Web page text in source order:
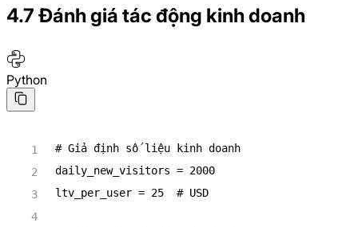
4.7 Đánh giá tác động kinh doanh
Python
# Giả định số liệu kinh doanh
daily_new_visitors = 2000
ltv_per_user = 25 # USD